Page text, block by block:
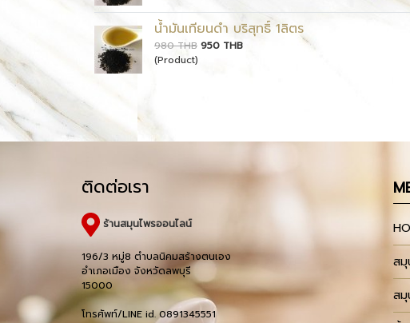
น้ำมันเทียนดำ บริสุทธิ์ 1ลิตร
980 THB 950 THB
(Product)
ติดต่อเรา
ร้านสมุนไพรออนไลน์
196/3 หมู่8 ตำบลนิคมสร้างตนเอง
อำเภอเมือง จังหวัดลพบุรี
15000
โทรศัพท์/LINE id. 0891345551
สมุ
สมุ